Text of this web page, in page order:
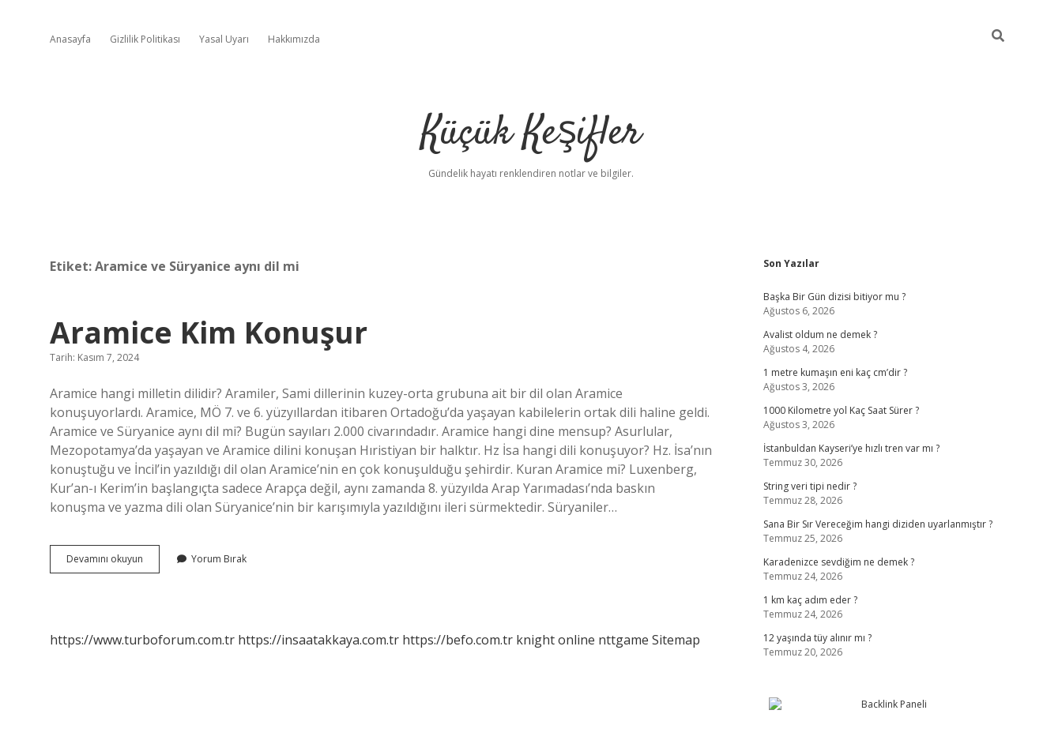
Anasayfa Gizlilik Politikası Yasal Uyarı Hakkımızda
Küçük Keşifler
Gündelik hayatı renklendiren notlar ve bilgiler.
Etiket:Aramice ve Süryanice aynı dil mi
Aramice Kim Konuşur
Tarih: Kasım 7, 2024
Aramice hangi milletin dilidir? Aramiler, Sami dillerinin kuzey-orta grubuna ait bir dil olan Aramice
konuşuyorlardı. Aramice, MÖ 7. ve 6. yüzyıllardan itibaren Ortadoğu’da yaşayan kabilelerin ortak dili haline geldi.
Aramice ve Süryanice aynı dil mi? Bugün sayıları 2.000 civarındadır. Aramice hangi dine mensup? Asurlular,
Mezopotamya’da yaşayan ve Aramice dilini konuşan Hıristiyan bir halktır. Hz İsa hangi dili konuşuyor? Hz. İsa’nın
konuştuğu ve İncil’in yazıldığı dil olan Aramice’nin en çok konuşulduğu şehirdir. Kuran Aramice mi? Luxenberg,
Kur’an-ı Kerim’in başlangıçta sadece Arapça değil, aynı zamanda 8. yüzyılda Arap Yarımadası’nda baskın
konuşma ve yazma dili olan Süryanice’nin bir karışımıyla yazıldığını ileri sürmektedir. Süryaniler…
Devamını okuyun Aramice
Kim
Yorum Bırak
https://www.turboforum.com.tr https://insaatakkaya.com.tr https://befo.com.tr knight online nttgame Sitemap
Sidebar
Son Yazılar
Başka Bir Gün dizisi bitiyor mu ?
Ağustos 6, 2026
Avalist oldum ne demek ?
Ağustos 4, 2026
1 metre kumaşın eni kaç cm’dir ?
Ağustos 3, 2026
1000 Kilometre yol Kaç Saat Sürer ?
Ağustos 3, 2026
İstanbuldan Kayseri’ye hızlı tren var mı ?
Temmuz 30, 2026
String veri tipi nedir ?
Temmuz 28, 2026
Sana Bir Sır Vereceğim hangi diziden uyarlanmıştır ?
Temmuz 25, 2026
Karadenizce sevdiğim ne demek ?
Temmuz 24, 2026
1 km kaç adım eder ?
Temmuz 24, 2026
12 yaşında tüy alınır mı ?
Temmuz 20, 2026